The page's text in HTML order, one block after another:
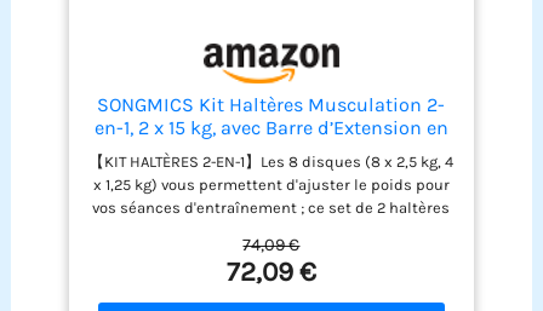
SONGMICS Kit Haltères Musculation 2-
en-1, 2 x 15 kg, avec Barre d’Extension en
Acier, Poids Ajustable, Fitness,
Musculation, Levée de Poids à la Maison,
Noir d'Encre SYL30LBK
【KIT HALTÈRES 2-EN-1】Les 8 disques (8 x 2,5 kg, 4
x 1,25 kg) vous permettent d'ajuster le poids pour
vos séances d'entraînement ; ce set de 2 haltères
30 kg 【ANTI-DÉRAPANT & SILENCIEUX】Grâce à
leur surface moletée, les barres de 14 cm de long
sont antiglisse. Elles assurent une utilisation
74,09 €
72,09 €